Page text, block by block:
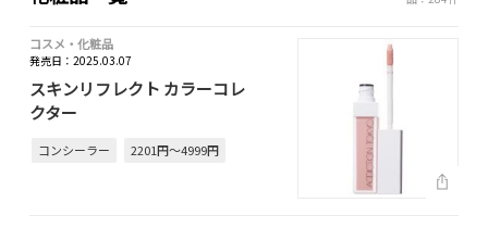
コスメ・化粧品
発売日：2025.03.07
スキンリフレクト カラーコレ
クター
コンシーラー 2201円～4999円